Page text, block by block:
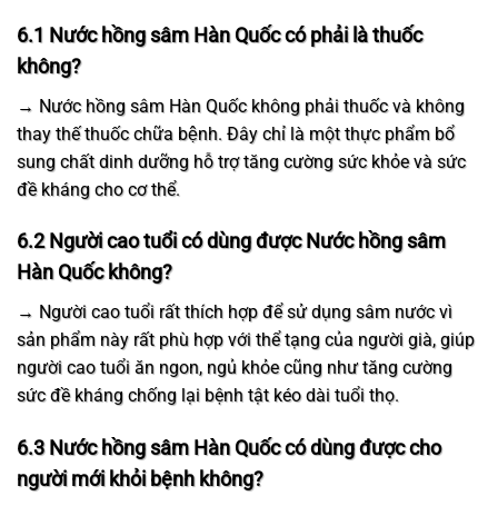
6.1 Nước hồng sâm Hàn Quốc có phải là thuốc
không?
→ Nước hồng sâm Hàn Quốc không phải thuốc và không
thay thế thuốc chữa bệnh. Đây chỉ là một thực phẩm bổ
sung chất dinh dưỡng hỗ trợ tăng cường sức khỏe và sức
đề kháng cho cơ thể.
6.2 Người cao tuổi có dùng được Nước hồng sâm
Hàn Quốc không?
→ Người cao tuổi rất thích hợp để sử dụng sâm nước vì
sản phẩm này rất phù hợp với thể tạng của người già, giúp
người cao tuổi ăn ngon, ngủ khỏe cũng như tăng cường
sức đề kháng chống lại bệnh tật kéo dài tuổi thọ.
6.3 Nước hồng sâm Hàn Quốc có dùng được cho
người mới khỏi bệnh không?